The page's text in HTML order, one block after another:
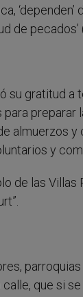
de pecados’
su gratitud
preparar
almuerzos
y
de las
que si